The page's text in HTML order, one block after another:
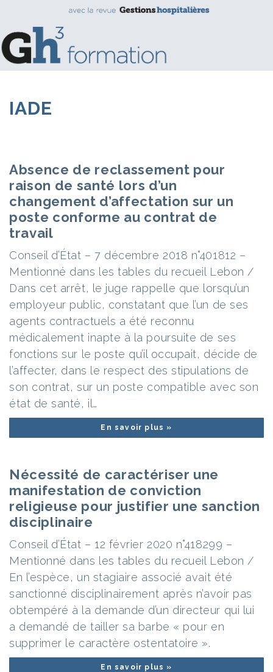
IADE
Absence de reclassement pour
raison de santé lors d’un
changement d’affectation sur un
poste conforme au contrat de
travail
Conseil d’État – 7 décembre 2018 n°401812 –
Mentionné dans les tables du recueil Lebon /
Dans cet arrêt, le juge rappelle que lorsqu’un
employeur public, constatant que l’un de ses
agents contractuels a été reconnu
médicalement inapte à la poursuite de ses
fonctions sur le poste qu’il occupait, décide de
l’affecter, dans le respect des stipulations de
son contrat, sur un poste compatible avec son
état de santé, il…
En savoir plus »
Nécessité de caractériser une
manifestation de conviction
religieuse pour justifier une sanction
disciplinaire
Conseil d’État – 12 février 2020 n°418299 –
Mentionné dans les tables du recueil Lebon /
En l’espèce, un stagiaire associé avait été
sanctionné disciplinairement après n’avoir pas
obtempéré à la demande d’un directeur qui lui
a demandé de tailler sa barbe « pour en
supprimer le caractère ostentatoire ».
En savoir plus »